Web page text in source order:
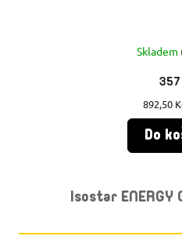
Skladem
Měrná
cena:
892,50
Do
Isostar ENERGY